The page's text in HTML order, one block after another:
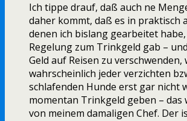
Ich tippe drauf, daß auch ne
daher kommt, daß es in praktisch
denen ich bislang gearbeitet
Regelung zum Trinkgeld gab –
Geld auf Reisen zu verschwenden,
wahrscheinlich jeder verzichten
schlafenden Hunde erst gar nicht
momentan Trinkgeld geben – das
von meinem damaligen Chef. Der